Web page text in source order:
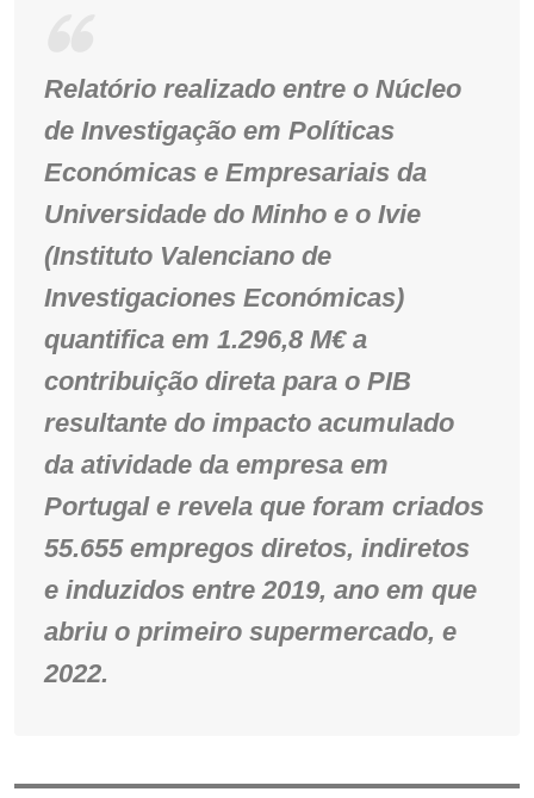
Relatório realizado entre o Núcleo
de Investigação em Políticas
Económicas e Empresariais da
Universidade do Minho e o Ivie
(Instituto Valenciano de
Investigaciones Económicas)
quantifica em 1.296,8 M€ a
contribuição direta para o PIB
resultante do impacto acumulado
da atividade da empresa em
Portugal e revela que foram criados
55.655 empregos diretos, indiretos
e induzidos entre 2019, ano em que
abriu o primeiro supermercado, e
2022.